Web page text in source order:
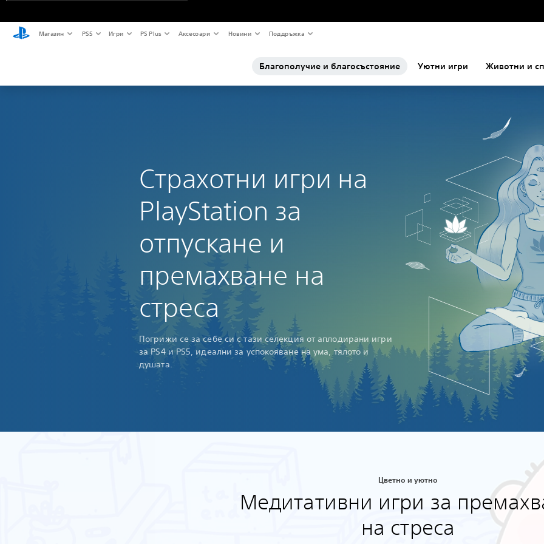
Магазин PS5 Игри PS Plus Аксесоари Новини Поддръжка
Благополучие и благосъстояние Уютни игри Животни и
Страхотни игри на
PlayStation за
отпускане и
премахване на
стреса
Погрижи се за себе си с тази селекция от аплодирани игри
за PS4 и PS5, идеални за успокояване на ума, тялото и
душата.
Цветно и уютно
Медитативни игри за
на стреса